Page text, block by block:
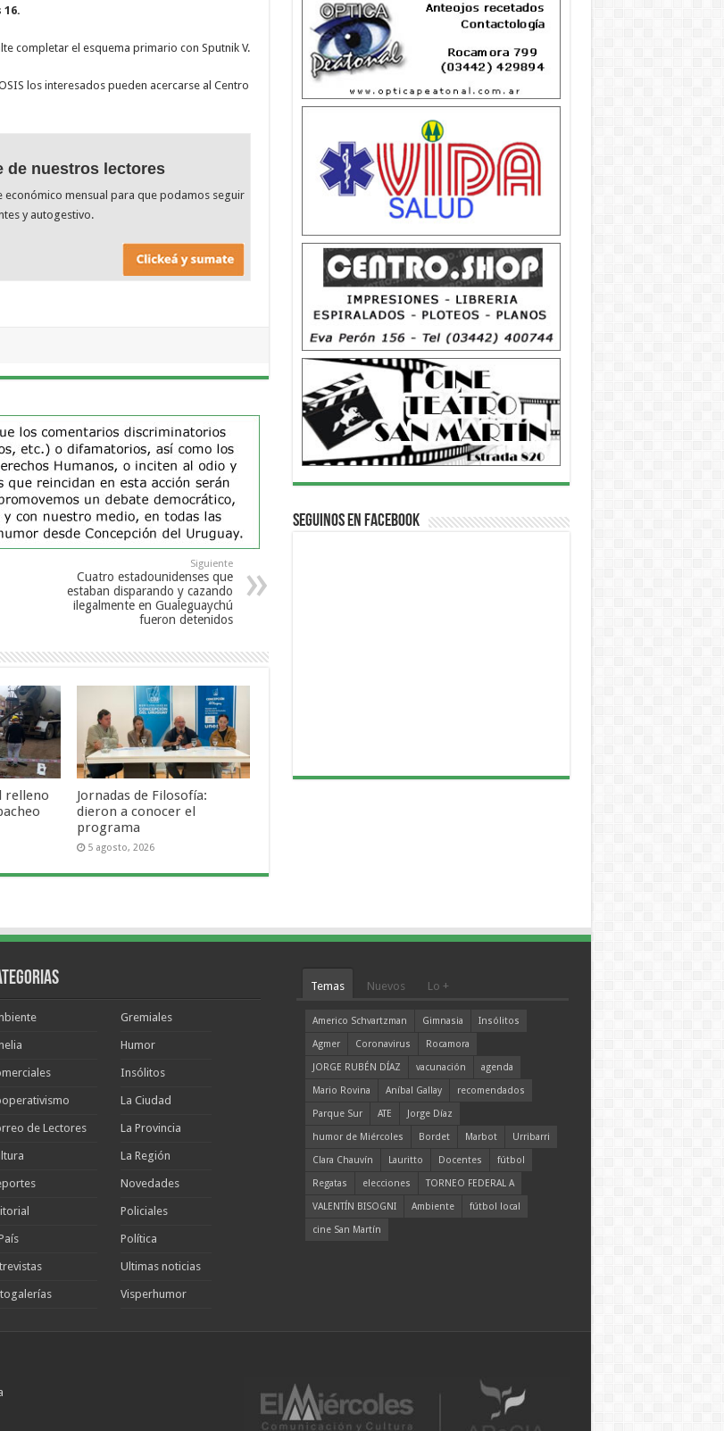
16.
completar el esquema primario con Sputnik V.
los interesados pueden acercarse al Centro
de nuestros lectores
económico mensual para que podamos seguir
y autogestivo.
Siguiente
Cuatro estadounidenses que
estaban disparando y cazando
ilegalmente en Gualeguaychú
fueron detenidos
relleno
Jornadas de Filosofía:
dieron a conocer el
programa
5 agosto, 2026
Seguinos en Facebook
de Lectores
Gremiales
Humor
Insólitos
La Ciudad
La Provincia
La Región
Novedades
Policiales
Política
Ultimas noticias
Visperhumor
Temas Nuevos Lo +
Americo Schvartzman Gimnasia
Insólitos
Agmer
Coronavirus
Rocamora
JORGE RUBÉN DÍAZ
vacunación
agenda
Mario Rovina
Aníbal Gallay
recomendados
Parque Sur
ATE
Jorge Díaz
humor de Miércoles
Bordet Marbot
Urribarri
Clara Chauvín
Lauritto Docentes
fútbol
Regatas
elecciones
TORNEO FEDERAL A
VALENTÍN BISOGNI
Ambiente
fútbol local
cine San Martín